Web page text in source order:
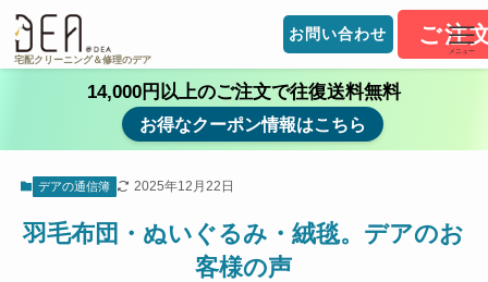
宅配クリーニング＆修理のデア
お問い合わせ ご注
メニュー
14,000円以上のご注文で往復送料無料
お得なクーポン情報はこちら
デアの通信簿 2025年12月22日
羽毛布団・ぬいぐるみ・絨毯。デアのお
客様の声